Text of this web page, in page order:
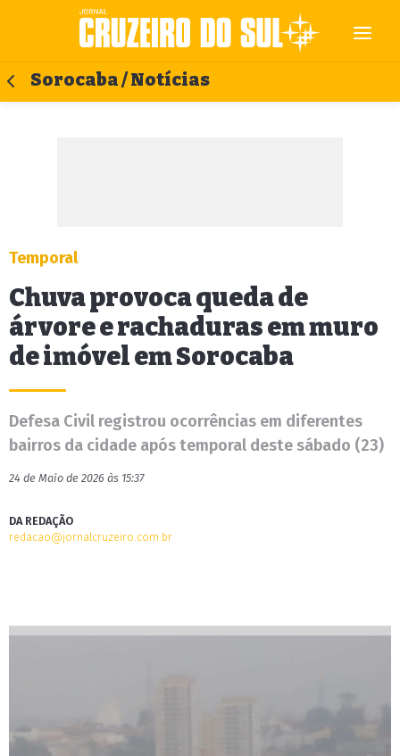
Sorocaba / Notícias
Temporal
Chuva provoca queda de
árvore e rachaduras em muro
de imóvel em Sorocaba
Defesa Civil registrou ocorrências em diferentes
bairros da cidade após temporal deste sábado (23)
24 de Maio de 2026 às 15:37
DA REDAÇÃO
redacao@jornalcruzeiro.com.br